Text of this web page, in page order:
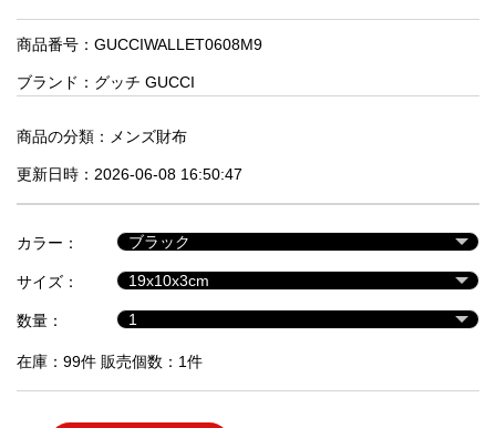
人
商
セ
ル
品
商品番号：GUCCIWALLET0608M9
ブランド： グッチ GUCCI
商品の分類： メンズ財布
更新日時：2026-06-08 16:50:47
カラー：
サイズ：
数量：
在庫：99件 販売個数：1件